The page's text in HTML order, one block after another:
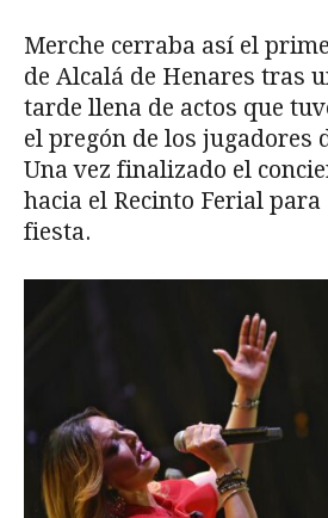
Merche cerraba así el
de Alcalá de Henares tras
tarde llena de actos que
el pregón de los jugadores
Una vez finalizado el
hacia el Recinto Ferial
fiesta.